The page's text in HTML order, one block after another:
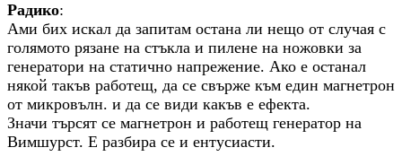
Радико:
Ами бих искал да запитам остана ли нещо от случая с
голямото рязане на стъкла и пилене на ножовки за
генератори на статично напрежение. Ако е останал
някой такъв работещ, да се свърже към един магнетрон
от микровълн. и да се види какъв е ефекта.
Значи търсят се магнетрон и работещ генератор на
Вимшурст. Е разбира се и ентусиасти.